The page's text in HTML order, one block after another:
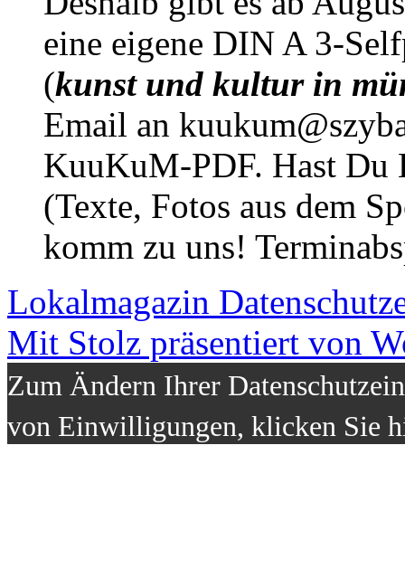
eine eigene DIN A 3-
(kunst und kultur in
Email an
KuuKuM-PDF. Hast Du
(Texte, Fotos aus dem
komm zu uns!
Lokalmagazin
Mit Stolz präsentiert von
Zum Ändern Ihrer
von Einwilligungen, klicken Sie